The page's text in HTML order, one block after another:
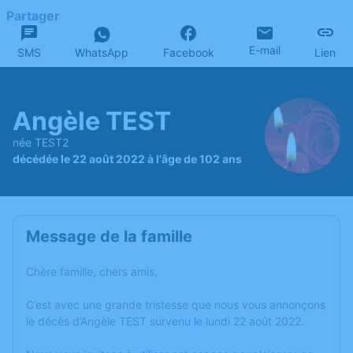
Partager
SMS WhatsApp Facebook E-mail Lien
Angèle TEST
née TEST2
décédée le 22 août 2022 à l'âge de 102 ans
Message de la famille
Chère famille, chers amis,
C’est avec une grande tristesse que nous vous annonçons
le décès d’Angèle TEST survenu le lundi 22 août 2022.